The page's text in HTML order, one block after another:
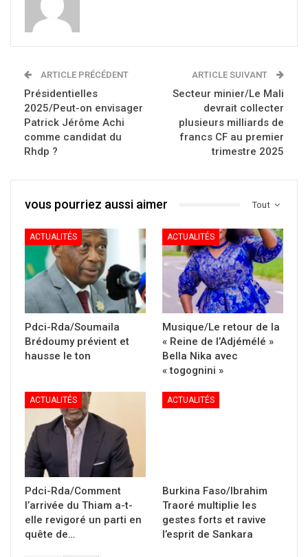
ARTICLE PRÉCÉDENT
Présidentielles
2025/Peut-on envisager
Patrick Jérôme Achi
comme candidat du
Rhdp ?
ARTICLE SUIVANT
Secteur minier/Le Mali
devrait collecter
plusieurs milliards de
francs CF au premier
trimestre 2025
Tout
vous pourriez aussi aimer
ACTUALITÉS
Pdci-Rda/Soumaila
Brédoumy prévient et
hausse le ton
ACTUALITÉS
Musique/Le retour de la
« Reine de l’Adjémélé »
Bella Nika avec
« togognini »
ACTUALITÉS
Pdci-Rda/Comment
l’arrivée du Thiam a-t-
elle revigoré un parti en
quête de…
ACTUALITÉS
Burkina Faso/Ibrahim
Traoré multiplie les
gestes forts et ravive
l’esprit de Sankara